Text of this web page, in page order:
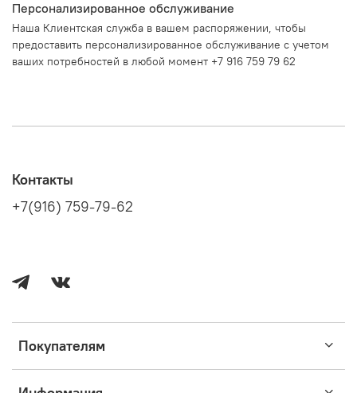
Персонализированное обслуживание
Наша Клиентская служба в вашем распоряжении, чтобы
предоставить персонализированное обслуживание с учетом
ваших потребностей в любой момент +7 916 759 79 62
Покупателям
Контакты
+7(916) 759-79-62